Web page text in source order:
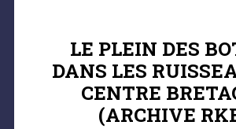
LE PLEIN DES
DANS LES
CENTRE
(ARCHIVE